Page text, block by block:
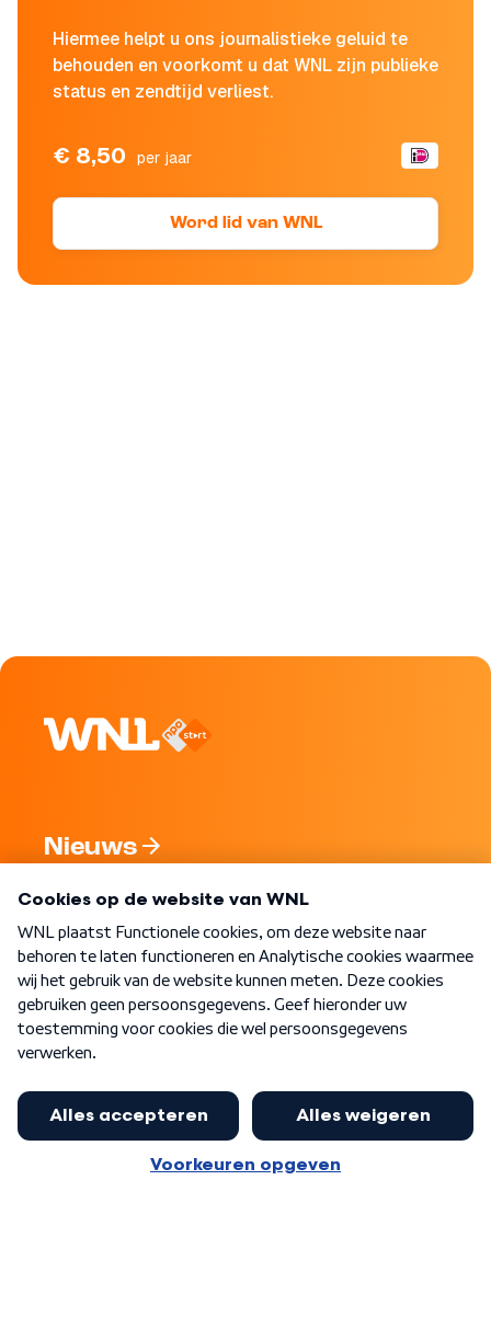
Hiermee helpt u ons journalistieke geluid te
behouden en voorkomt u dat WNL zijn publieke
status en zendtijd verliest.
€ 8,50 per jaar
Word lid van WNL
Nieuws
Nieuwsbrief
Word Lid